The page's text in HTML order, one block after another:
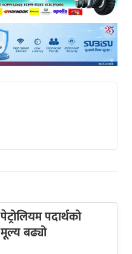
पेट्रोलियम पदार्थको
मूल्य बढ्यो